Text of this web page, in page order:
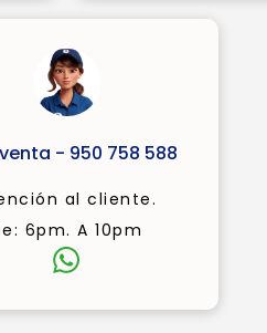
- 950 758 588
al cliente.
6pm. A 10pm